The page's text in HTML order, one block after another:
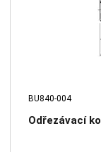
BU840-004
Odřezávací